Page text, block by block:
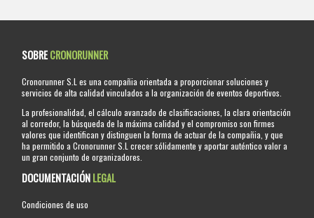
SOBRECRONORUNNER
Cronorunner S.L es una compañia orientada a proporcionar soluciones y
servicios de alta calidad vinculados a la organización de eventos deportivos.
La profesionalidad, el cálculo avanzado de clasificaciones, la clara orientación
al corredor, la búsqueda de la máxima calidad y el compromiso son firmes
valores que identifican y distinguen la forma de actuar de la compañia, y que
ha permitido a Cronorunner S.L crecer sólidamente y aportar auténtico valor a
un gran conjunto de organizadores.
DOCUMENTACIÓNLEGAL
Condiciones de uso